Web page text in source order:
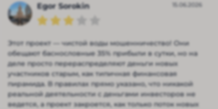
Egor Sorokin 15.06.2026
Этот проект — чистой воды мошенничество! Они
обещают баснословные 35% прибыли в сутки, но на
деле просто перераспределяют деньги новых
участников старым, как типичная финансовая
пирамида. В правилах прямо указано, что никакой
реальной деятельности с деньгами инвесторов не
ведется, а проект закроется, как только поток новых